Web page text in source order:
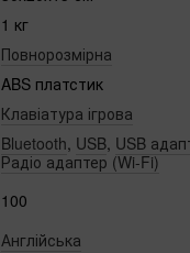
1 кг
Повнорозмірна
ABS платстик
Клавіатура ігрова
Bluetooth, USB, USB
Радіо адаптер (Wi-Fi)
100
Англійська